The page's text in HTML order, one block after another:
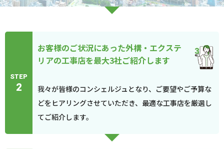
STEP
2
お客様のご状況にあった外構・エクステ
リアの工事店を最大3社ご紹介します
我々が皆様のコンシェルジュとなり、ご要望やご予算な
どをヒアリングさせていただき、最適な工事店を厳選し
てご紹介します。